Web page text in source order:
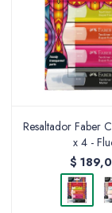
Resaltador Faber
x 4 -
$